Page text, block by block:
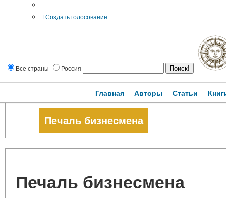
Создать голосование
Все страны Россия
Главная Авторы Статьи
Печаль бизнесмена
Печаль бизнесмена